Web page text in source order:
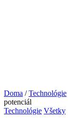
Doma /Technológie
potenciál
Technológie Všetky